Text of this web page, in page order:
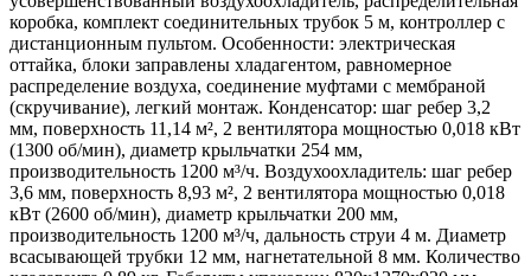
коробка, комплект соединительных трубок 5 м, контроллер с
дистанционным пультом. Особенности: электрическая
оттайка, блоки заправлены хладагентом, равномерное
распределение воздуха, соединение муфтами с мембраной
(скручивание), легкий монтаж. Конденсатор: шаг ребер 3,2
мм, поверхность 11,14 м², 2 вентилятора мощностью 0,018 кВт
(1300 об/мин), диаметр крыльчатки 254 мм,
производительность 1200 м³/ч. Воздухоохладитель: шаг ребер
3,6 мм, поверхность 8,93 м², 2 вентилятора мощностью 0,018
кВт (2600 об/мин), диаметр крыльчатки 200 мм,
производительность 1200 м³/ч, дальность струи 4 м. Диаметр
всасывающей трубки 12 мм, нагнетательной 8 мм. Количество